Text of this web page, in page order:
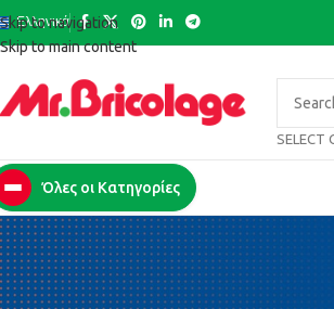
Skip to navigation
Skip to main content
Ελληνικά
SELECT
Όλες οι Κατηγορίες